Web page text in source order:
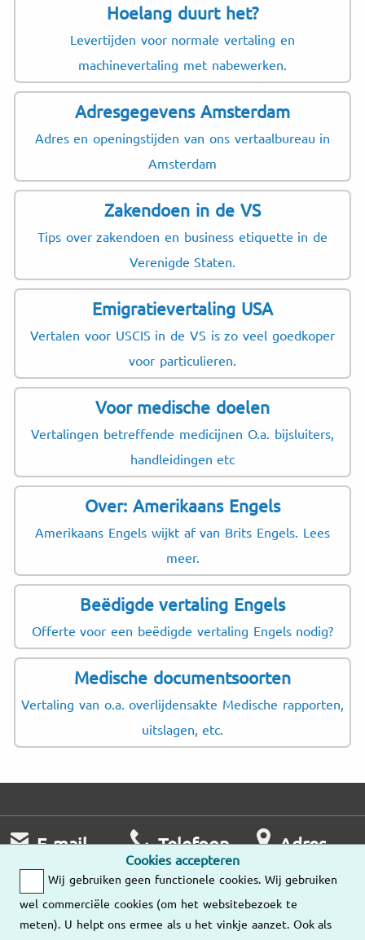
Hoelang duurt het?
Levertijden voor normale vertaling en
machinevertaling met nabewerken.
Adresgegevens Amsterdam
Adres en openingstijden van ons vertaalbureau in
Amsterdam
Zakendoen in de VS
Tips over zakendoen en business etiquette in de
Verenigde Staten.
Emigratievertaling USA
Vertalen voor USCIS in de VS is zo veel goedkoper
voor particulieren.
Voor medische doelen
Vertalingen betreffende medicijnen O.a. bijsluiters,
handleidingen etc
Over: Amerikaans Engels
Amerikaans Engels wijkt af van Brits Engels. Lees
meer.
Beëdigde vertaling Engels
Offerte voor een beëdigde vertaling Engels nodig?
Medische documentsoorten
Vertaling van o.a. overlijdensakte Medische rapporten,
uitslagen, etc.
Cookies accepteren
Wij gebruiken geen functionele cookies. Wij gebruiken
wel commerciële cookies (om het websitebezoek te
meten). U helpt ons ermee als u het vinkje aanzet. Ook als
E-mail
Wij nemen zo
snel mogelijk
contact met u op.
Telefoon
Ma – Vr
Adres
Onze
vestigingen